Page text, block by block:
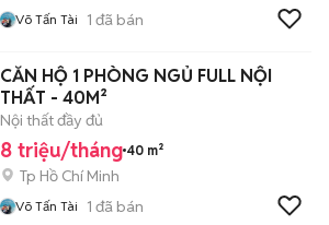
Võ Tấn Tài 1 đã bán
CĂN HỘ 1 PHÒNG NGỦ FULL NỘI
THẤT - 40M²
Nội thất đầy đủ
8 triệu/tháng 40 m²
Tp Hồ Chí Minh
Võ Tấn Tài 1 đã bán